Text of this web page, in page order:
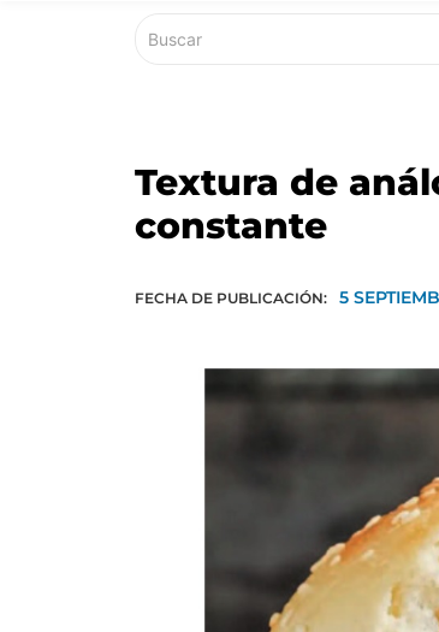
Textura de
constante
FECHA DE PUBLICACIÓN: 5